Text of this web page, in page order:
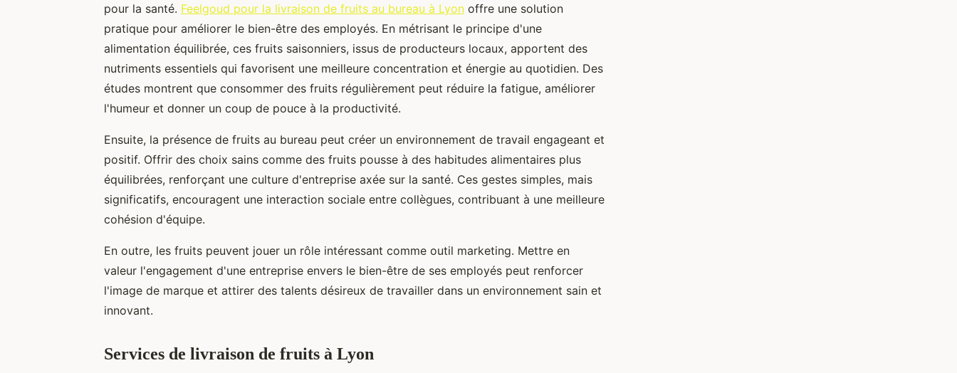
pour la santé. Feelgoud pour la livraison de fruits au bureau à Lyon offre une solution
pratique pour améliorer le bien-être des employés. En métrisant le principe d'une
alimentation équilibrée, ces fruits saisonniers, issus de producteurs locaux, apportent des
nutriments essentiels qui favorisent une meilleure concentration et énergie au quotidien. Des
études montrent que consommer des fruits régulièrement peut réduire la fatigue, améliorer
l'humeur et donner un coup de pouce à la productivité.
Ensuite, la présence de fruits au bureau peut créer un environnement de travail engageant et
positif. Offrir des choix sains comme des fruits pousse à des habitudes alimentaires plus
équilibrées, renforçant une culture d'entreprise axée sur la santé. Ces gestes simples, mais
significatifs, encouragent une interaction sociale entre collègues, contribuant à une meilleure
cohésion d'équipe.
En outre, les fruits peuvent jouer un rôle intéressant comme outil marketing. Mettre en
valeur l'engagement d'une entreprise envers le bien-être de ses employés peut renforcer
l'image de marque et attirer des talents désireux de travailler dans un environnement sain et
innovant.
Services de livraison de fruits à Lyon